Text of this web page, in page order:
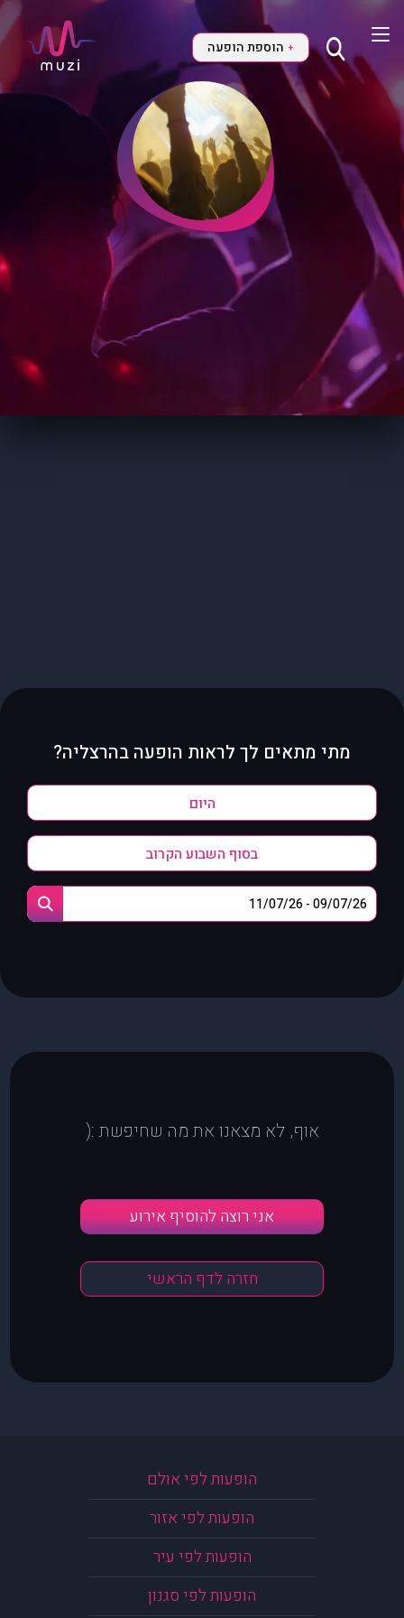
+ הוספת הופעה
מתי מתאים לך לראות הופעה בהרצליה?
היום
בסוף השבוע הקרוב
אוף, לא מצאנו את מה שחיפשת :(
אני רוצה להוסיף אירוע
חזרה לדף הראשי
הופעות לפי אולם
הופעות לפי אזור
הופעות לפי עיר
הופעות לפי סגנון